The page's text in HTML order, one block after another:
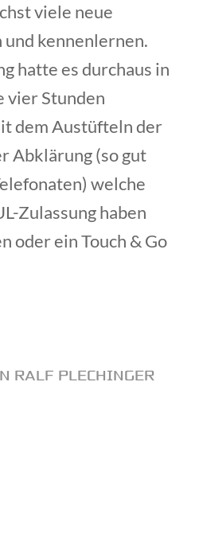
viele neue
und kennenlernen.
hatte es durchaus in
vier Stunden
dem Austüfteln der
Abklärung (so gut
welche
Zulassung haben
oder ein Touch & Go
RALF PLECHINGER